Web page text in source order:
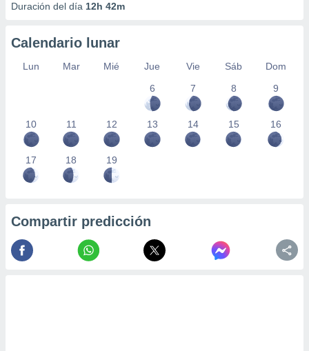
Duración del día 12h 42m
Calendario lunar
Lun Mar Mié Jue Vie Sáb
Dom
6
7 8 9
10 11 12 13 14 15 16
17 18 19
Compartir predicción